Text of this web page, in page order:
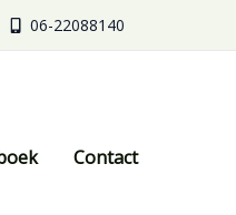
06-22088140
Contact